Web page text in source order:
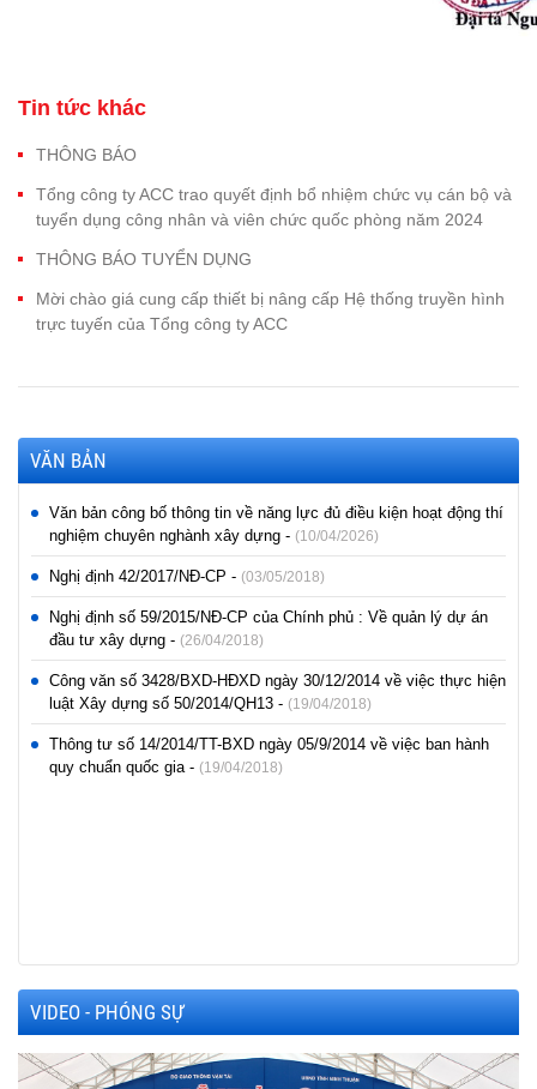
Tin tức khác
THÔNG BÁO
Tổng công ty ACC trao quyết định bổ nhiệm chức vụ cán bộ và
tuyển dụng công nhân và viên chức quốc phòng năm 2024
THÔNG BÁO TUYỂN DỤNG
Mời chào giá cung cấp thiết bị nâng cấp Hệ thống truyền hình
trực tuyến của Tổng công ty ACC
VĂN BẢN
Văn bản công bố thông tin về năng lực đủ điều kiện hoạt động thí
nghiệm chuyên nghành xây dựng - (10/04/2026)
Nghị định 42/2017/NĐ-CP - (03/05/2018)
Nghị định số 59/2015/NĐ-CP của Chính phủ : Về quản lý dự án
đầu tư xây dựng - (26/04/2018)
Công văn số 3428/BXD-HĐXD ngày 30/12/2014 về việc thực hiện
luật Xây dựng số 50/2014/QH13 - (19/04/2018)
Thông tư số 14/2014/TT-BXD ngày 05/9/2014 về việc ban hành
quy chuẩn quốc gia - (19/04/2018)
VIDEO - PHÓNG SỰ